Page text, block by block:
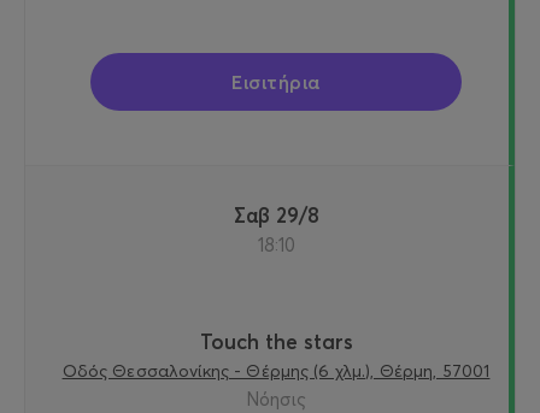
Εισιτήρια
Σαβ 29/8
18:10
Touch the stars
Οδός Θεσσαλονίκης - Θέρμης (6 χλμ.), Θέρμη, 57001
Νόησις